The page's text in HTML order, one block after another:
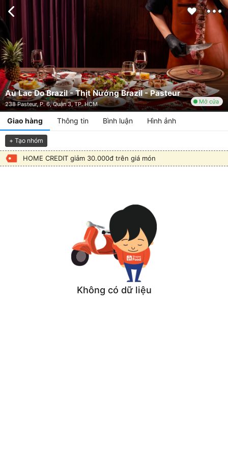
Au Lac Do Brazil - Thịt Nướng Brazil - Pasteur
238 Pasteur, P. 6, Quận 3, TP. HCM Mở cửa
Giao hàng Thông tin Bình luận Hình ảnh
+ Tạo nhóm
HOME CREDIT giảm 30.000đ trên giá món
Không có dữ liệu